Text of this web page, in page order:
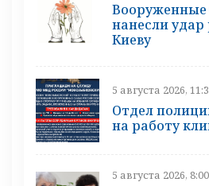
нанесли
Киеву
5 августа 2026,
Отдел
на работу
5 августа 2026, 8:00